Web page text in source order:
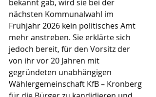
bekannt gab, wird sie bei der
nächsten Kommunalwahl im
Frühjahr 2026 kein politisches Amt
mehr anstreben. Sie erklärte sich
jedoch bereit, für den Vorsitz der
von ihr vor 20 Jahren mit
gegründeten unabhängigen
Wählergemeinschaft KfB – Kronberg